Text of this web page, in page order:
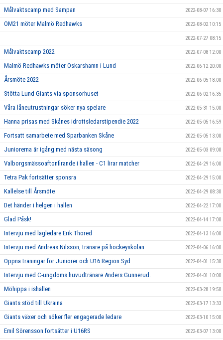
Målvaktscamp med Sampan 2022-08-07 16:30
OM21 möter Malmö Redhawks 2022-08-02 10:15
2022-07-27 08:15
Målvaktscamp 2022 2022-07-08 12:00
Malmö Redhawks möter Oskarshamn i Lund 2022-06-12 20:00
Årsmöte 2022 2022-06-05 18:00
Stötta Lund Giants via sponsorhuset 2022-06-02 16:35
Våra låneutrustningar söker nya spelare 2022-05-31 15:00
Hanna prisas med Skånes idrottsledarstipendie 2022 2022-05-05 16:59
Fortsatt samarbete med Sparbanken Skåne 2022-05-05 13:00
Juniorerna är igång med nästa säsong 2022-05-03 09:00
Valborgsmässoaftonfirande i hallen - C1 lirar matcher 2022-04-29 16:00
Tetra Pak fortsätter sponsra 2022-04-29 15:00
Kallelse till Årsmöte 2022-04-29 08:30
Det händer i helgen i hallen 2022-04-22 17:00
Glad Påsk! 2022-04-14 17:00
Intervju med lagledare Erik Thored 2022-04-13 16:00
Intervju med Andreas Nilsson, tränare på hockeyskolan 2022-04-06 16:00
Öppna träningar för Juniorer och U16 Region Syd 2022-04-01 15:30
Intervju med C-ungdoms huvudtränare Anders Gunnerud. 2022-04-01 10:00
Möhippa i ishallen 2022-03-28 19:50
Giants stöd till Ukraina 2022-03-17 13:33
Giants växer och söker fler engagerade ledare 2022-03-10 15:00
Emil Sörensson fortsätter i U16RS 2022-03-07 13:00